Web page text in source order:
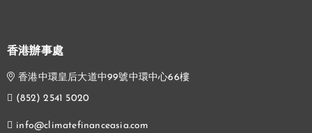
香港辦事處
香港中環皇后大道中99號中環中心66樓
(852) 2541 5020
info@climatefinanceasia.com